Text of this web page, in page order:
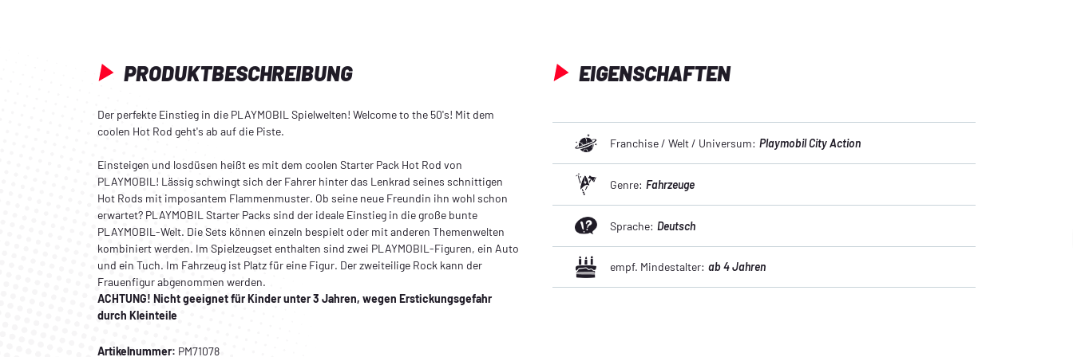
PRODUKTBESCHREIBUNG
Der perfekte Einstieg in die PLAYMOBIL Spielwelten! Welcome to the 50's! Mit dem
coolen Hot Rod geht's ab auf die Piste.
Einsteigen und losdüsen heißt es mit dem coolen Starter Pack Hot Rod von
PLAYMOBIL! Lässig schwingt sich der Fahrer hinter das Lenkrad seines schnittigen
Hot Rods mit imposantem Flammenmuster. Ob seine neue Freundin ihn wohl schon
erwartet? PLAYMOBIL Starter Packs sind der ideale Einstieg in die große bunte
PLAYMOBIL-Welt. Die Sets können einzeln bespielt oder mit anderen Themenwelten
kombiniert werden. Im Spielzeugset enthalten sind zwei PLAYMOBIL-Figuren, ein Auto
und ein Tuch. Im Fahrzeug ist Platz für eine Figur. Der zweiteilige Rock kann der
Frauenfigur abgenommen werden.
ACHTUNG! Nicht geeignet für Kinder unter 3 Jahren, wegen Erstickungsgefahr
durch Kleinteile
Artikelnummer: PM71078
EIGENSCHAFTEN
Franchise / Welt / Universum: Playmobil City Action
Genre: Fahrzeuge
Sprache: Deutsch
empf. Mindestalter: ab 4 Jahren